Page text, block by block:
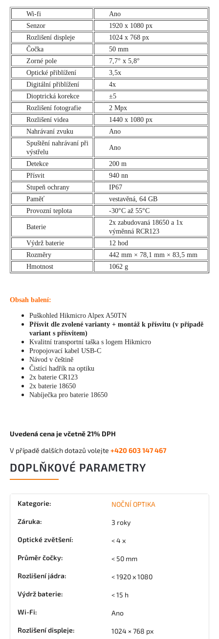
Wi-fi
Ano
Senzor
1920 x 1080 px
Rozlišení displeje
1024 x 768 px
Čočka
50 mm
Zorné pole
7,7° x 5,8°
Optické přiblížení
3,5x
Digitální přiblížení
4x
Dioptrická korekce
±5
Rozlišení fotografie
2 Mpx
Rozlišení videa
1440 x 1080 px
Nahrávaní zvuku
Ano
Spuštění nahrávaní při
výstřelu
Ano
Detekce
200 m
Přísvit
940 nn
Stupeň ochrany
IP67
Paměť
vestavěná, 64 GB
Provozní teplota
-30°C až 55°C
Baterie
2x zabudovaná 18650 a 1x
výměnná RCR123
Výdrž baterie
12 hod
Rozměry
442 mm × 78,1 mm × 83,5 mm
Hmotnost
1062 g
Obsah balení:
Puškohled Hikmicro Alpex A50TN
Přísvit dle zvolené varianty + montáž k přísvitu (v případě
variant s přísvitem)
Kvalitní transportní taška s logem Hikmicro
Propojovací kabel USB-C
Návod v češtině
Čistící hadřík na optiku
2x baterie CR123
2x baterie 18650
Nabíječka pro baterie 18650
Uvedená cena je včetně 21% DPH
V případě dalších dotazů volejte +420 603 147 467
DOPLŇKOVÉ PARAMETRY
Kategorie: NOČNÍ OPTIKA
Záruka: 3 roky
Optické zvětšení: < 4 x
Průměr čočky: < 50 mm
Rozlišení jádra: < 1920 x 1080
Výdrž baterie: < 15 h
Wi-Fi: Ano
Rozlišení displeje: 1024 × 768 px